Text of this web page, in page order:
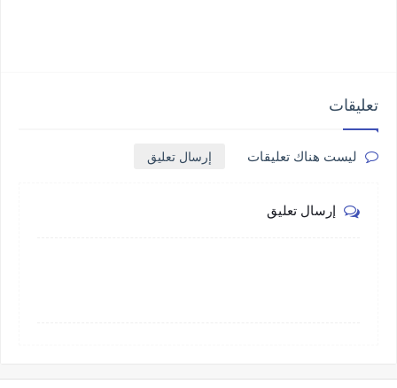
تعليقات
ليست هناك تعليقات إرسال تعليق
إرسال تعليق